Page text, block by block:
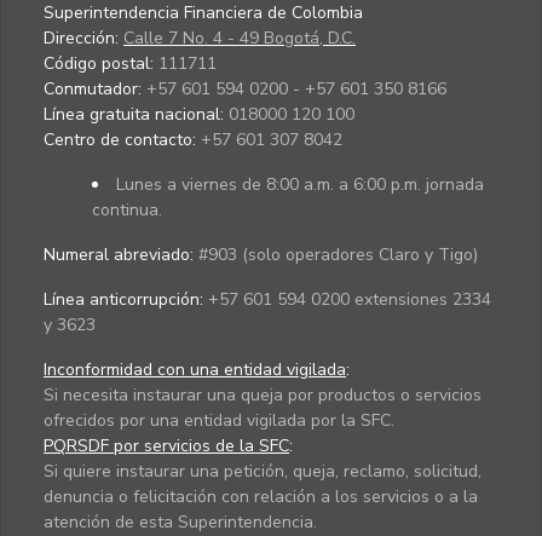
Superintendencia Financiera de Colombia
Dirección: Calle 7 No. 4 - 49 Bogotá, D.C.
Código postal: 111711
Conmutador: +57 601 594 0200 - +57 601 350 8166
Línea gratuita nacional: 018000 120 100
Centro de contacto: +57 601 307 8042
Lunes a viernes de 8:00 a.m. a 6:00 p.m. jornada
continua.
Numeral abreviado: #903 (solo operadores Claro y Tigo)
Línea anticorrupción: +57 601 594 0200 extensiones 2334
y 3623
Inconformidad con una entidad vigilada:
Si necesita instaurar una queja por productos o servicios
ofrecidos por una entidad vigilada por la SFC.
PQRSDF por servicios de la SFC:
Si quiere instaurar una petición, queja, reclamo, solicitud,
denuncia o felicitación con relación a los servicios o a la
atención de esta Superintendencia.